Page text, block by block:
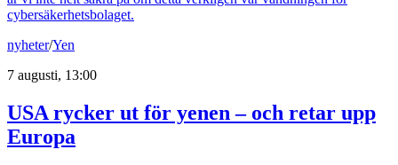
cybersäkerhetsbolaget.
nyheter/Yen
7 augusti, 13:00
USA rycker ut för yenen – och retar upp
Europa